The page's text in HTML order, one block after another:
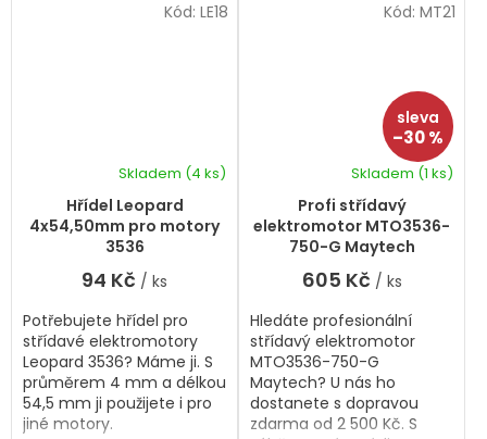
Hřídel Leopard
4x54,50mm pro motory
3536
Skladem (4 ks)
94 Kč / ks
Potřebujete hřídel pro
střídavé elektromotory
Leopard 3536? Máme ji. S
průměrem 4 mm a délkou
54,5 mm ji použijete i pro
jiné motory.
Kód: LE18
–30 %
Profi střídavý
elektromotor MTO3536-
750-G Maytech
hodnocení
produktu
hvězdiček.
Skladem (1 ks)
605 Kč / ks
Hledáte profesionální
střídavý elektromotor
MTO3536-750-G
Maytech? U nás ho
dostanete s dopravou
zdarma od 2 500 Kč. S
Kód: MT21